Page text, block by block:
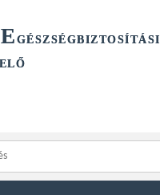
E GÉSZSÉGBIZTOSÍTÁSI